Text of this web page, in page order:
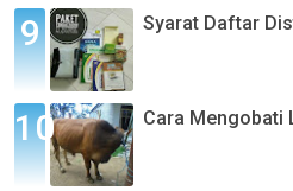
Syarat Daftar
Cara Mengobati